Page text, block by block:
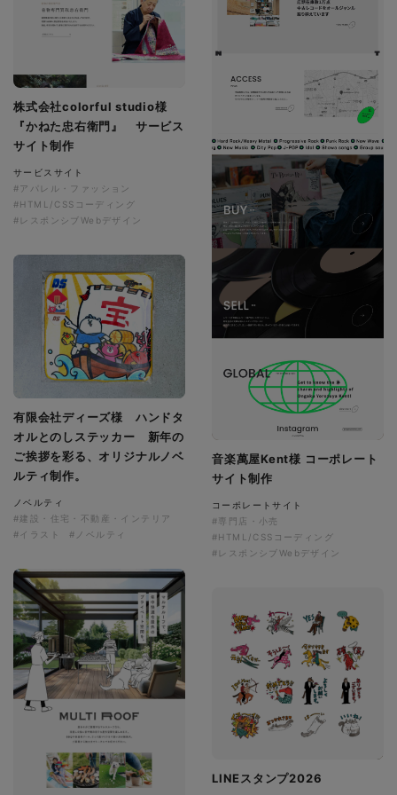
株式会社colorful studio様
『かねた忠右衛門』 サービス
サイト制作
サービスサイト
#アパレル・ファッション
#HTML/CSSコーディング
#レスポンシブWebデザイン
音楽萬屋Kent様 コーポレート
サイト制作
コーポレートサイト
#専門店・小売
#HTML/CSSコーディング
#レスポンシブWebデザイン
有限会社ディーズ様 ハンドタ
オルとのしステッカー 新年の
ご挨拶を彩る、オリジナルノベ
ルティ制作。
ノベルティ
#建設・住宅・不動産・インテリア
#イラスト
#ノベルティ
LINEスタンプ2026